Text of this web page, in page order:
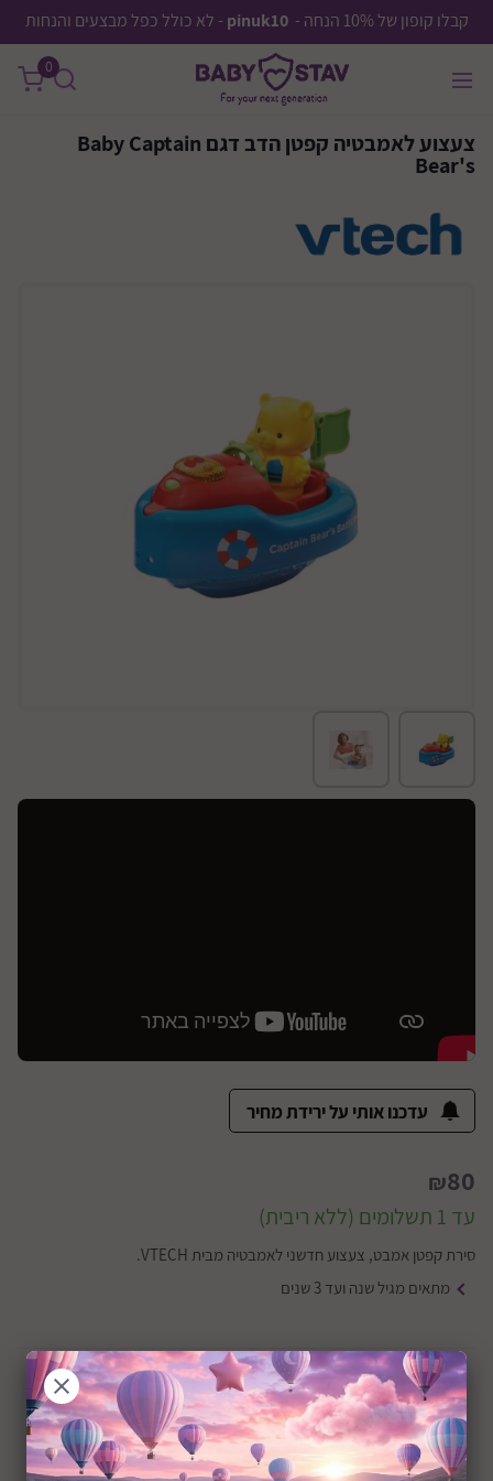
קבלו קופון של 10% הנחה - pinuk10 - לא כולל כפל מבצעים והנחות
0
צעצוע לאמבטיה קפטן הדב דגם Baby Captain
Bear's
עדכנו אותי על ירידת מחיר
₪80
עד 1 תשלומים (ללא ריבית)
סירת קפטן אמבט, צעצוע חדשני לאמבטיה מבית VTECH.
מתאים מגיל שנה ועד 3 שנים
+12M שיתוף: